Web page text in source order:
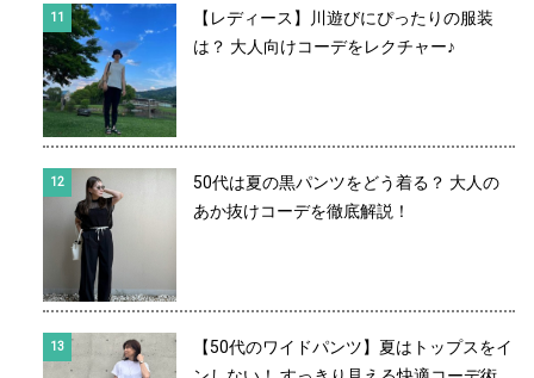
【レディース】川遊びにぴったりの服装
は？ 大人向けコーデをレクチャー♪
50代は夏の黒パンツをどう着る？ 大人の
あか抜けコーデを徹底解説！
【50代のワイドパンツ】夏はトップスをイ